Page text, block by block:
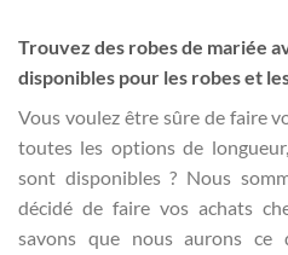
Trouvez des robes de mariée
disponibles pour les robes et
Vous voulez être sûre de faire
toutes les options de
sont disponibles ? Nous
décidé de faire vos achats
savons que nous aurons ce